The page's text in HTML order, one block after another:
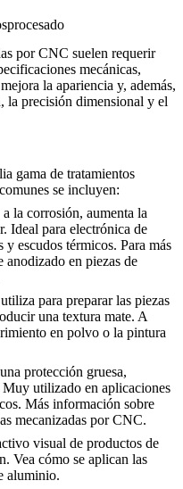
por CNC suelen requerir
mecánicas,
la apariencia y, además,
la precisión dimensional y el
gama de tratamientos
se incluyen:
la corrosión, aumenta la
Ideal para electrónica de
y escudos térmicos. Para más
anodizado en piezas de
para preparar las piezas
una textura mate. A
en polvo o la pintura
protección gruesa,
utilizado en aplicaciones
Más información sobre
mecanizadas por CNC.
visual de productos de
Vea cómo se aplican las
aluminio.